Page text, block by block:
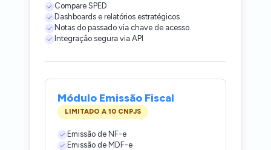
Compare SPED
Dashboards e relatórios estratégicos
Notas do passado via chave de acesso
Integração segura via API
Módulo Emissão Fiscal
LIMITADO A 10 CNPJS
Emissão de NF-e
Emissão de MDF-e